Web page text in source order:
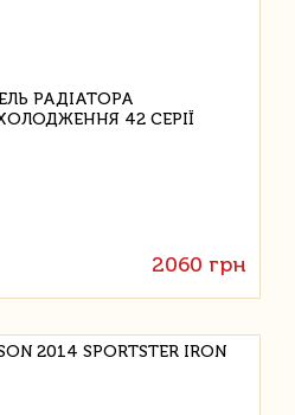
2060 грн
2014 SPORTSTER IRON